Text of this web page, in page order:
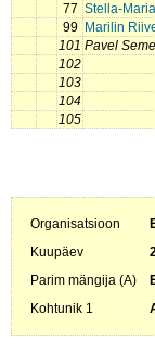
77 Stella-
99
Marilin
101 Pavel
102
103
104
105
Organisatsioon
Kuupäev
Parim mängija (A)
Kohtunik 1